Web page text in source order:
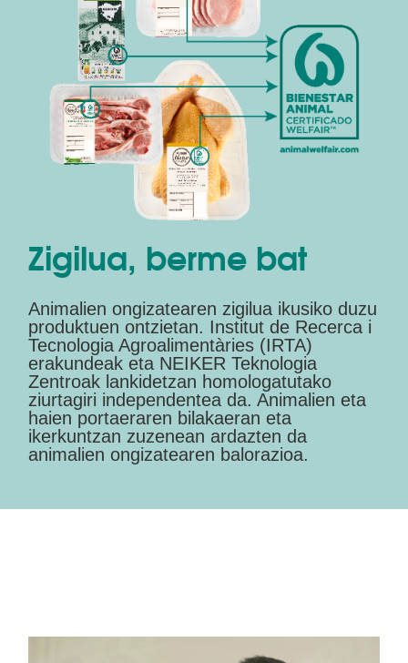
Zigilua, berme bat
Animalien ongizatearen zigilua ikusiko duzu
produktuen ontzietan. Institut de Recerca i
Tecnologia Agroalimentàries (IRTA)
erakundeak eta NEIKER Teknologia
Zentroak lankidetzan homologatutako
ziurtagiri independentea da. Animalien eta
haien portaeraren bilakaeran eta
ikerkuntzan zuzenean ardazten da
animalien ongizatearen balorazioa.